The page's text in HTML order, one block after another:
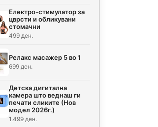
Електро-стимулатор за
цврсти и обликувани
стомачни
499 ден.
Релакс масажер 5 во 1
699 ден.
Детска дигитална
камера што веднаш ги
печати сликите (Нов
модел 2026г.)
1.499 ден.